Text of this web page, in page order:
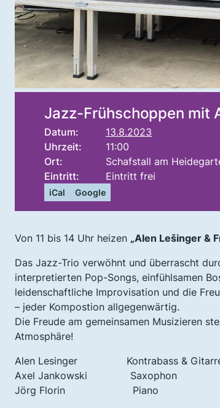
Jazz-Frühschoppen mit
Datum:
13.8.2023
Uhrzeit:
11:00
Ort:
Schafstall am
Eintritt:
Eintritt frei
iCal Google
Von 11 bis 14 Uhr heizen „Alen Lešinger &
Das Jazz-Trio verwöhnt und überrascht
interpretierten Pop-Songs, einfühlsamen
leidenschaftliche Improvisation und die
– jeder Kompostion allgegenwärtig.
Die Freude am gemeinsamen Musizieren
Atmosphäre!
Alen Lesinger Kontrabass &
Axel Jankowski Saxophon
Jörg Florin Piano